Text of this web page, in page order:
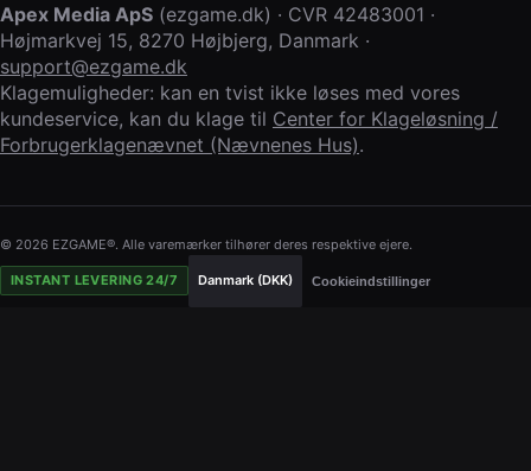
Apex Media ApS (ezgame.dk) · CVR 42483001 ·
Højmarkvej 15, 8270 Højbjerg, Danmark ·
support@ezgame.dk
Klagemuligheder: kan en tvist ikke løses med vores
kundeservice, kan du klage til Center for Klageløsning /
Forbrugerklagenævnet (Nævnenes Hus).
© 2026 EZGAME®. Alle varemærker tilhører deres respektive ejere.
INSTANT LEVERING 24/7 Danmark (DKK) Cookieindstillinger